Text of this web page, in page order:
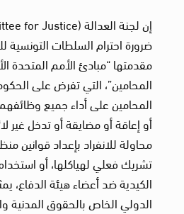
ضرورة احترام السلطات التونسية
مقدمتها “مبادئ الأمم المتحدة
المحامين”، التي تفرض على
المحامين على أداء جميع
أو إعاقة أو مضايقة أو تدخل غير
محاولة للانفراد بإعداد قوانين
تشريك فعلي لهياكلها، أو
الكيدية ضد أعضاء هيئة الدفاع،
الدولي الخاص بالحقوق المدنية